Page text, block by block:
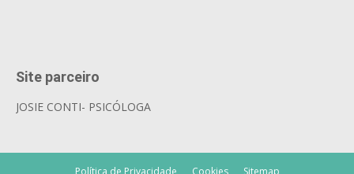
Site parceiro
JOSIE CONTI- PSICÓLOGA
Política de Privacidade Cookies Sitemap